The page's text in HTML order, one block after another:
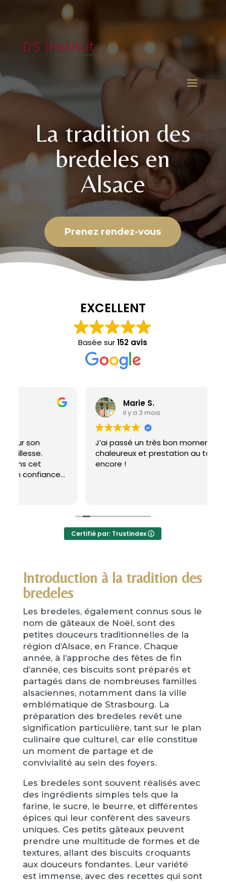
La tradition des
bredeles en
Alsace
Prenez rendez-vous
EXCELLENT
Basée sur152 avis
Marie S.
il y a 3 mois
J’ai passé un très bon moment, accueil
chaleureux et prestation au top. Merci
encore !
Certifié par: Trustindex
Introduction à la tradition des
bredeles
Les bredeles, également connus sous le
nom de gâteaux de Noël, sont des
petites douceurs traditionnelles de la
région d’Alsace, en France. Chaque
année, à l’approche des fêtes de fin
d’année, ces biscuits sont préparés et
partagés dans de nombreuses familles
alsaciennes, notamment dans la ville
emblématique de Strasbourg. La
préparation des bredeles revêt une
signification particulière, tant sur le plan
culinaire que culturel, car elle constitue
un moment de partage et de
convivialité au sein des foyers.
Les bredeles sont souvent réalisés avec
des ingrédients simples tels que la
farine, le sucre, le beurre, et différentes
épices qui leur confèrent des saveurs
uniques. Ces petits gâteaux peuvent
prendre une multitude de formes et de
textures, allant des biscuits croquants
aux douceurs fondantes. Leur variété
est immense, avec des recettes qui sont